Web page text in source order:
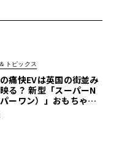
に反映したかが評価のポ
マーの行動をよく観察
表現していた。エクス
インでは難しい色相
ジが強すぎたり、汚く
はほっこり温かくなるよ
現したことが評価され
トピックス
痛快EVは英国の街並み
る？ 新型「スーパーN
パーワン）」おもちゃ箱